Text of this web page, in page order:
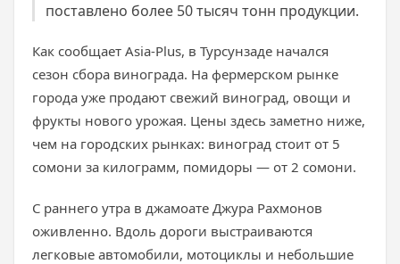
поставлено более 50 тысяч тонн продукции.
Как сообщает Asia-Plus, в Турсунзаде начался
сезон сбора винограда. На фермерском рынке
города уже продают свежий виноград, овощи и
фрукты нового урожая. Цены здесь заметно ниже,
чем на городских рынках: виноград стоит от 5
сомони за килограмм, помидоры — от 2 сомони.
С раннего утра в джамоате Джура Рахмонов
оживленно. Вдоль дороги выстраиваются
легковые автомобили, мотоциклы и небольшие